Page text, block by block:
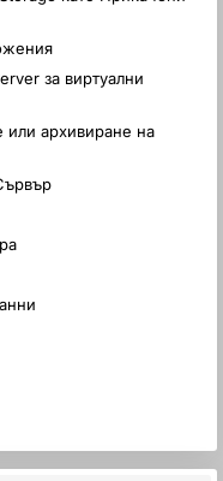
за виртуални
архивиране на